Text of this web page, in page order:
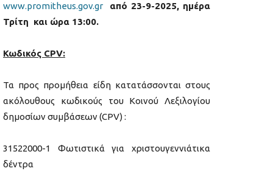
www.promitheus.gov.gr
από 23-9-2025, ημέρα
Τρίτη και ώρα 13:00.
Κωδικός CPV:
Τα προς προμήθεια είδη κατατάσσονται στους
ακόλουθους κωδικούς του Κοινού Λεξιλογίου
δημοσίων συμβάσεων (CPV) :
31522000-1 Φωτιστικά για χριστουγεννιάτικα
δέντρα